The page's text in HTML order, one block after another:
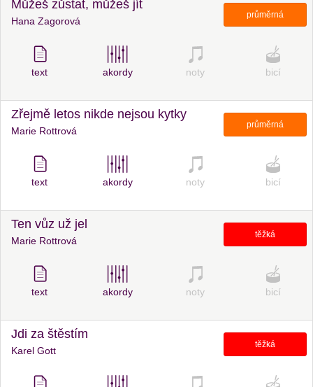
Můžeš zůstat, můžeš jít
Hana Zagorová
průměrná
text akordy noty bicí
Zřejmě letos nikde nejsou kytky
Marie Rottrová
průměrná
text akordy noty bicí
Ten vůz už jel
Marie Rottrová
těžká
text akordy noty bicí
Jdi za štěstím
Karel Gott
těžká